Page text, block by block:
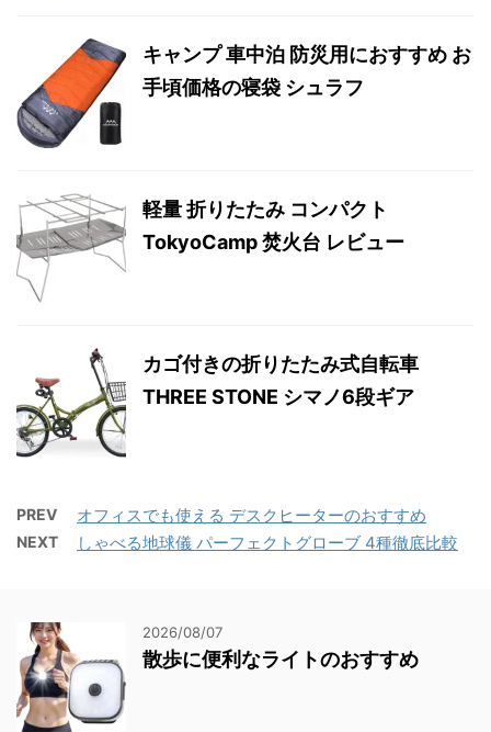
キャンプ 車中泊 防災用におすすめ お
手頃価格の寝袋 シュラフ
軽量 折りたたみ コンパクト
TokyoCamp 焚火台 レビュー
カゴ付きの折りたたみ式自転車
THREE STONE シマノ6段ギア
PREV オフィスでも使える デスクヒーターのおすすめ
NEXT しゃべる地球儀 パーフェクトグローブ 4種徹底比較
2026/08/07
散歩に便利なライトのおすすめ